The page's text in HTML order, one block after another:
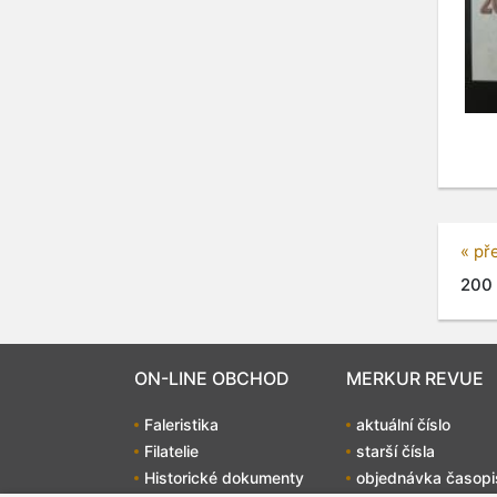
«
200
ON-LINE OBCHOD
Faleristika
Filatelie
Historické dokumenty
MERKUR REVUE
aktuální číslo
starší čísla
objednávka